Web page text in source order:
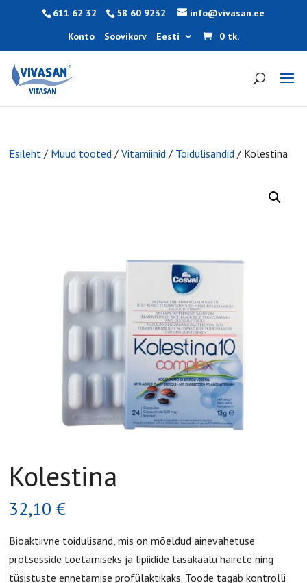
611 62 32 58 60 9232
info@vivasan.ee
Konto
Soovikorv Eesti 0 tk.
Esileht / Muud tooted /Vitamiinid / Toidulisandid / Kolestina
Kolestina
32,10€
Bioaktiivne toidulisand, mis on mõeldud ainevahetuse
protsesside toetamiseks ja lipiidide tasakaalu häirete ning
tüsistuste ennetamise profülaktikaks. Toode tagab kontrolli